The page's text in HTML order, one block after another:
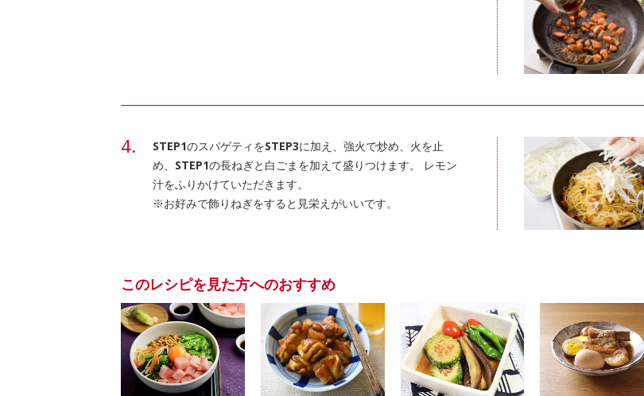
STEP1のスパゲティをSTEP3に加え、強火で炒め、火を止
め、 STEP1の長ねぎと白ごまを加えて盛りつけます。 レモン
汁をふりかけていただきます。
※お好みで飾りねぎをすると見栄えがいいです。
このレシピを見た方へのおすすめ